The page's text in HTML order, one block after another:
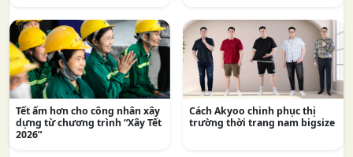
Tết ấm hơn cho công nhân xây
dựng từ chương trình “Xây Tết
2026”
Cách Akyoo chinh phục thị
trường thời trang nam bigsize